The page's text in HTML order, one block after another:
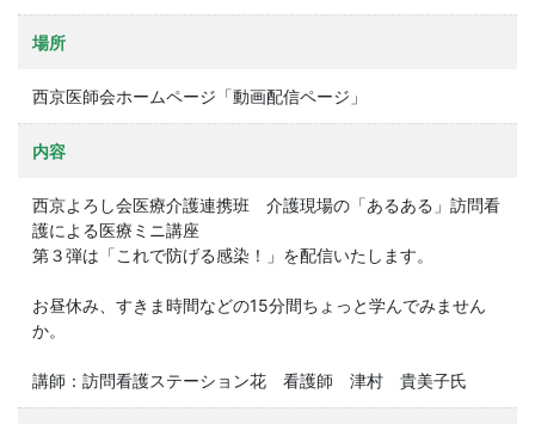
場所
西京医師会ホームページ「動画配信ページ」
内容
西京よろし会医療介護連携班 介護現場の「あるある」訪問看
護による医療ミニ講座
第３弾は「これで防げる感染！」を配信いたします。
お昼休み、すきま時間などの15分間ちょっと学んでみません
か。
講師：訪問看護ステーション花 看護師 津村 貴美子氏